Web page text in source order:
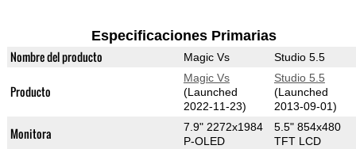
Especificaciones Primarias
Nombre del producto Magic Vs Studio 5.5
Producto
Magic Vs
(Launched
2022-11-23)
Studio 5.5
(Launched
2013-09-01)
Monitora
7.9" 2272x1984
P-OLED
5.5" 854x480
TFT LCD